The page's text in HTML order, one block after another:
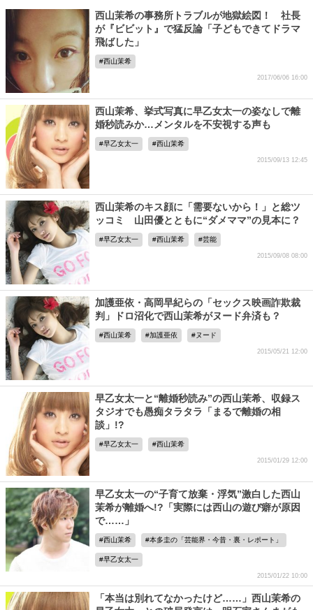
西山茉希の事務所トラブルが地獄絵図！ 社長
が『ビビット』で猛反論「子どもできてドラマ
飛ばした」
西山茉希
2017/06/06 16:00
西山茉希、挙式写真に早乙女太一の姿なしで離
婚秒読みか…メンタルを不安視する声も
早乙女太一 西山茉希
2015/09/13 12:45
西山茉希のキス顔に「需要ないから！」と総ツ
ッコミ 山田優とともに“ダメママ”の見本に？
早乙女太一 西山茉希 芸能
2015/09/08 08:00
加護亜依・高岡早紀らの「セックス映画詐欺裁
判」ドロ沼化で西山茉希がヌード弁済も？
西山茉希 加護亜依 ヌード
2015/05/21 12:00
早乙女太一と“離婚秒読み”の西山茉希、収録ス
タジオでも愚痴タラタラ「まるで離婚の相
談」!?
早乙女太一 西山茉希
2015/01/29 12:00
早乙女太一の“子育て放棄・浮気”激白した西山
茉希が離婚へ!?「実際には西山の遊び癖が原因
で……」
西山茉希 本多圭の「芸能界・今昔・裏・レポート」
早乙女太一
2015/01/22 10:00
「本当は別れてなかったけど……」西山茉希の